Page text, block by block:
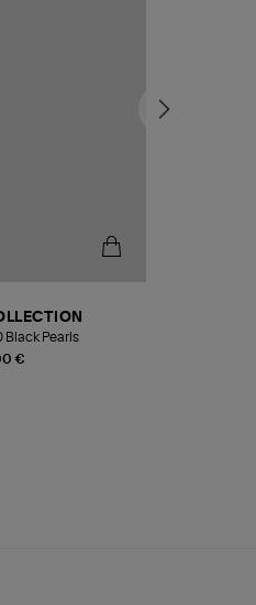
€
Black Pearls